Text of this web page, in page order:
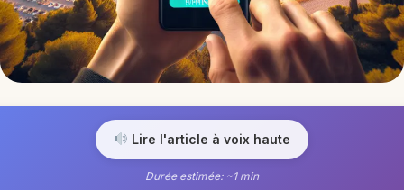
Lire l'article à voix haute
Durée estimée: ~1 min